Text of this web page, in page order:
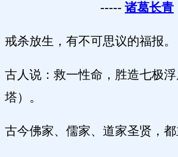
----- 诸葛长青
戒杀放生，有不可思议的福报。
古人说：救一性命，胜造七极
塔）。
古今佛家、儒家、道家圣贤，都